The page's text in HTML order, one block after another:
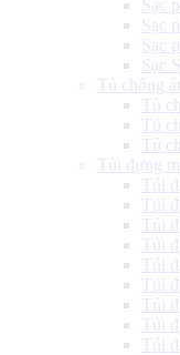
Sạc
Sạc
Sạc
Sạc
Tủ chống
Tủ
Tủ
Tủ
Túi đựng
Túi
Túi
Túi
Túi
Túi
Túi
Túi
Túi
Túi